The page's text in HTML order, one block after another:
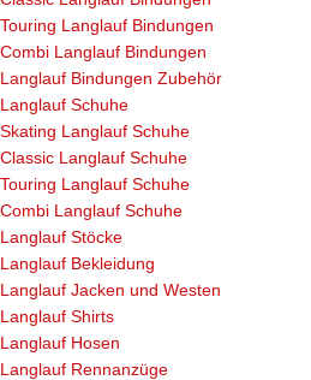
Touring Langlauf Bindungen
Combi Langlauf Bindungen
Langlauf Bindungen Zubehör
Langlauf Schuhe
Skating Langlauf Schuhe
Classic Langlauf Schuhe
Touring Langlauf Schuhe
Combi Langlauf Schuhe
Langlauf Stöcke
Langlauf Bekleidung
Langlauf Jacken und Westen
Langlauf Shirts
Langlauf Hosen
Langlauf Rennanzüge